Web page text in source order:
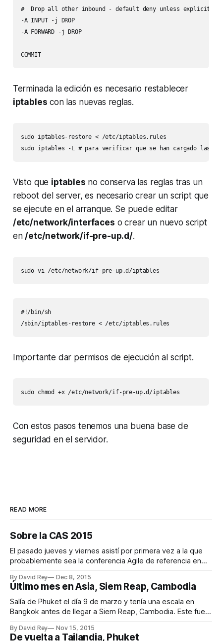
#  Drop all other inbound - default deny unless explicitly
-A INPUT -j DROP
-A FORWARD -j DROP
COMMIT
Terminada la edición es necesario restablecer
iptables con las nuevas reglas.
sudo iptables-restore < /etc/iptables.rules
Visto que iptables no conserva las reglas tras un
reboot del server, es necesario crear un script que
se ejecute en el arranque. Se puede editar
/etc/network/interfaces o crear un nuevo script
en /etc/network/if-pre-up.d/.
sudo vi /etc/network/if-pre-up.d/iptables
#!/bin/sh
/sbin/iptables-restore < /etc/iptables.rules
Importante dar permisos de ejecución al script.
sudo chmod +x /etc/network/if-pre-up.d/iptables
Con estos pasos tenemos una buena base de
seguridad en el servidor.
READ MORE
Sobre la CAS 2015
El pasado jueves y viernes asistí por primera vez a la que
probablemente sea la conferencia Agile de referencia en
incomparable, el Círculo de Bellas Artes. Organización La
organización estuvo impecable desde el primer momento.
Bien es cierto que la
By David Rey Dec 8, 2015
Último mes en Asia, Siem Reap, Cambodia
Salía de Phuket el día 9 de marzo y tenía una escala en
Bangkok antes de llegar a Siem Reap, Cambodia. Este fue
am * Bangkok (DMK) 2:50 pm ✈ Siem Reap (REP) 3:45 pm
By David Rey Nov 15, 2015
De vuelta a Tailandia, Phuket